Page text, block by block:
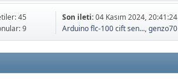
45
9
Son ileti:04 Kasım 2024, 20:41:24
Arduino flc-100 cift sen...,genzo70